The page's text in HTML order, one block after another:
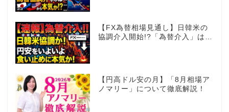
【FX為替相場見通し】日韓米の
協調介入開始!?「為替介入」はコ
【円高ドル安の月】「8月相場ア
ノマリー」について徹底解説！